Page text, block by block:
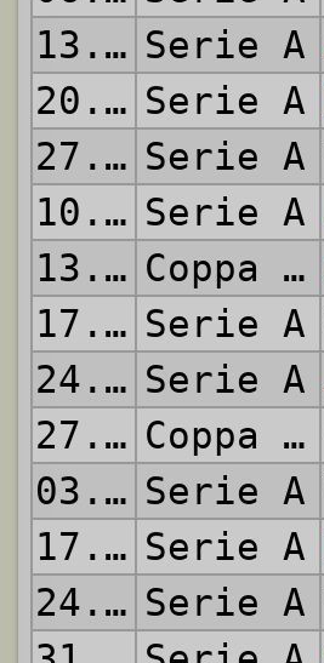
13.01.1985 Serie A
20.01.1985 Serie A
27.01.1985 Serie A
10.02.1985 Serie A
13.02.1985
Coppa Italia
17.02.1985 Serie A
24.02.1985 Serie A
27.02.1985
Coppa Italia
03.03.1985 Serie A
17.03.1985 Serie A
24.03.1985 Serie A